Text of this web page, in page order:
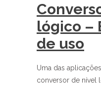
lógico –
de uso
Uma das
conversor de nível